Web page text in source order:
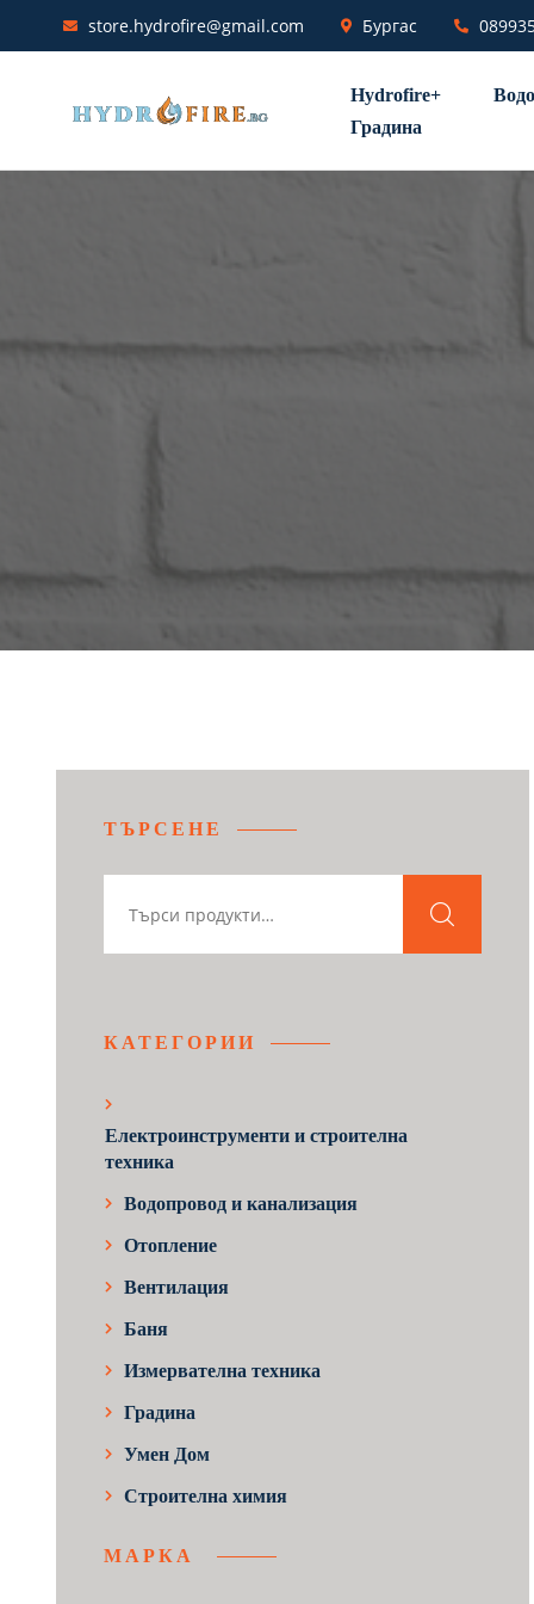
store.hydrofire@gmail.com Бургас
Hydrofire+
Градина
ТЪРСЕНЕ
КАТЕГОРИИ
Електроинструменти и строителна
техника
Водопровод и канализация
Отопление
Вентилация
Баня
Измервателна техника
Градина
Умен Дом
Строителна химия
МАРКА